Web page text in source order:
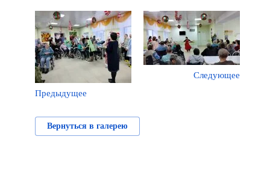
Предыдущее
Следующее
Вернуться в галерею